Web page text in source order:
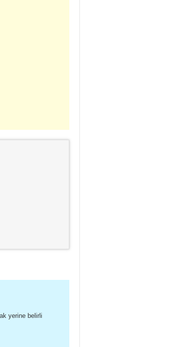
yerine belirli